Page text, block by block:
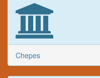
Chepes